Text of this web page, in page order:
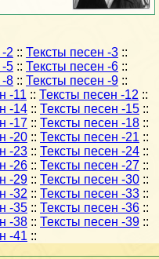
2 :: Тексты песен -3 ::
-5 :: Тексты песен -6 ::
-8 :: Тексты песен -9 ::
-11 :: Тексты песен -12 ::
-14 :: Тексты песен -15 ::
-17 :: Тексты песен -18 ::
-20 :: Тексты песен -21 ::
-23 :: Тексты песен -24 ::
-26 :: Тексты песен -27 ::
-29 :: Тексты песен -30 ::
-32 :: Тексты песен -33 ::
-35 :: Тексты песен -36 ::
-38 :: Тексты песен -39 ::
-41 ::